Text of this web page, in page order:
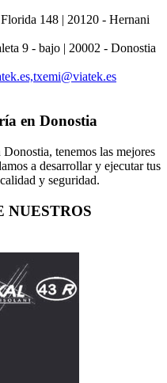
148 | 20120 - Hernani
9 - bajo | 20002 - Donostia
en Donostia
tenemos las mejores
a desarrollar y ejecutar tus
y seguridad.
NUESTROS